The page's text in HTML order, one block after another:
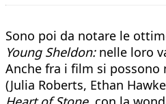
Sono poi da notare le
Young Sheldon:nelle loro
Anche fra i film si
(Julia Roberts, Ethan